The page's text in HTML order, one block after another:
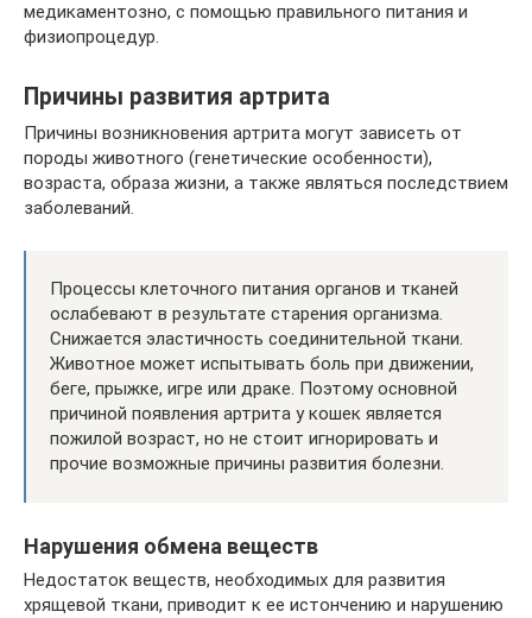
медикаментозно, с помощью правильного питания и
физиопроцедур.
Причины развития артрита
Причины возникновения артрита могут зависеть от
породы животного (генетические особенности),
возраста, образа жизни, а также являться последствием
заболеваний.
Процессы клеточного питания органов и тканей
ослабевают в результате старения организма.
Снижается эластичность соединительной ткани.
Животное может испытывать боль при движении,
беге, прыжке, игре или драке. Поэтому основной
причиной появления артрита у кошек является
пожилой возраст, но не стоит игнорировать и
прочие возможные причины развития болезни.
Нарушения обмена веществ
Недостаток веществ, необходимых для развития
хрящевой ткани, приводит к ее истончению и нарушению